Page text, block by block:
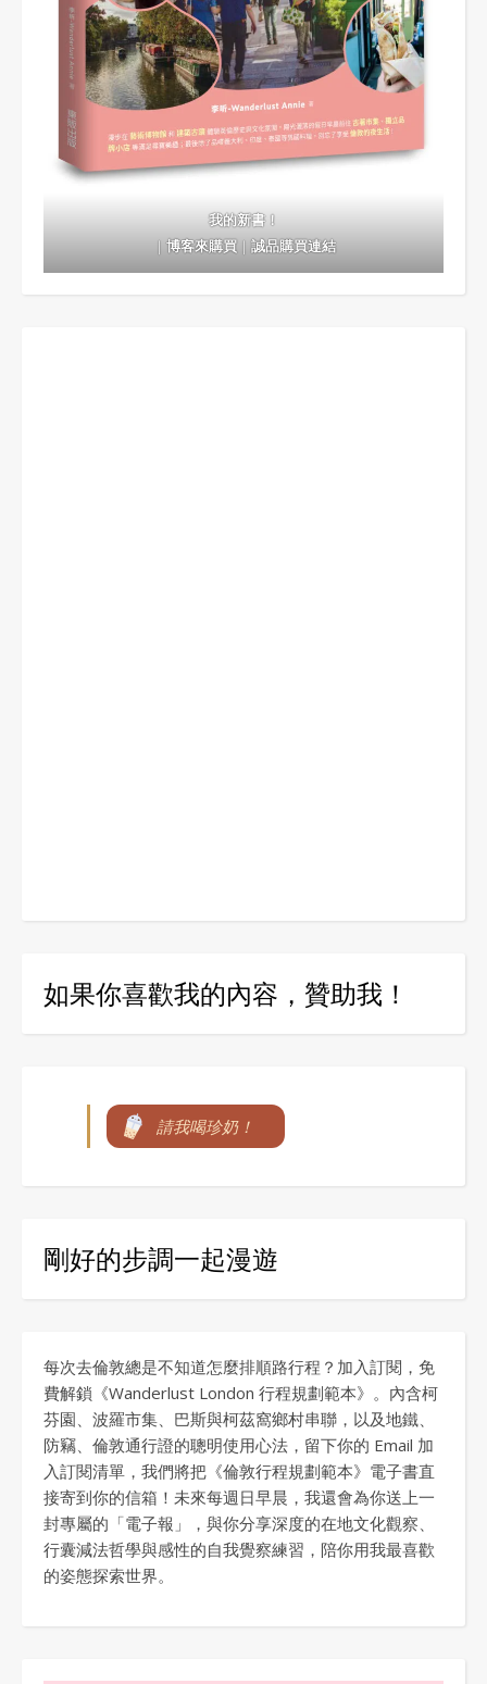
我的新書！
｜博客來購買｜誠品購買連結
如果你喜歡我的內容，贊助我！
請我喝珍奶！
剛好的步調一起漫遊
每次去倫敦總是不知道怎麼排順路行程？加入訂閱，免
費解鎖《Wanderlust London 行程規劃範本》。內含柯
芬園、波羅市集、巴斯與柯茲窩鄉村串聯，以及地鐵、
防竊、倫敦通行證的聰明使用心法，留下你的 Email 加
入訂閱清單，我們將把《倫敦行程規劃範本》電子書直
接寄到你的信箱！未來每週日早晨，我還會為你送上一
封專屬的「電子報」，與你分享深度的在地文化觀察、
行囊減法哲學與感性的自我覺察練習，陪你用我最喜歡
的姿態探索世界。